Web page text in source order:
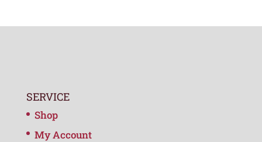
SERVICE
Shop
My Account